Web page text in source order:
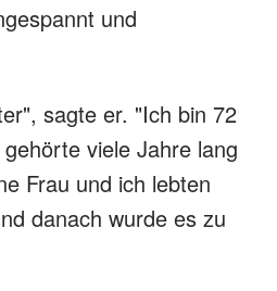
und
sagte er. "Ich bin 72
viele Jahre lang
Frau und ich lebten
danach wurde es zu